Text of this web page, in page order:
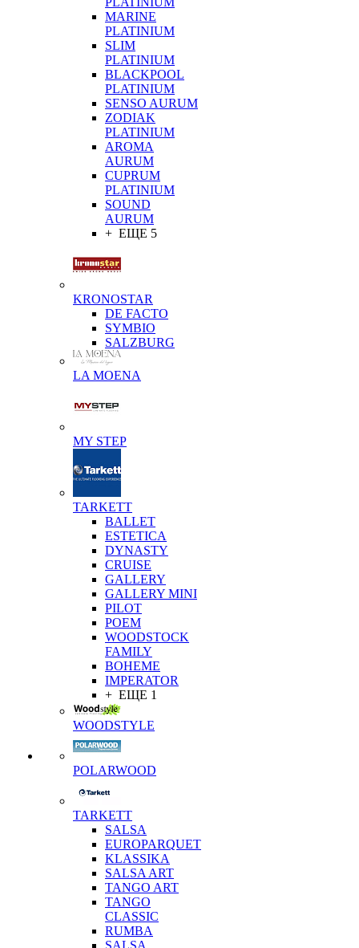
MARINE
PLATINIUM
SLIM
PLATINIUM
BLACKPOOL
PLATINIUM
SENSO AURUM
ZODIAK
PLATINIUM
AROMA
AURUM
CUPRUM
PLATINIUM
SOUND
AURUM
+ ЕЩЕ 5
KRONOSTAR
DE FACTO
SYMBIO
SALZBURG
LA MOENA
MY STEP
TARKETT
BALLET
ESTETICA
DYNASTY
CRUISE
GALLERY
GALLERY MINI
PILOT
POEM
WOODSTOCK
FAMILY
BOHEME
IMPERATOR
+ ЕЩЕ 1
WOODSTYLE
POLARWOOD
TARKETT
SALSA
EUROPARQUET
KLASSIKA
SALSA ART
TANGO ART
TANGO
CLASSIC
RUMBA
SALSA